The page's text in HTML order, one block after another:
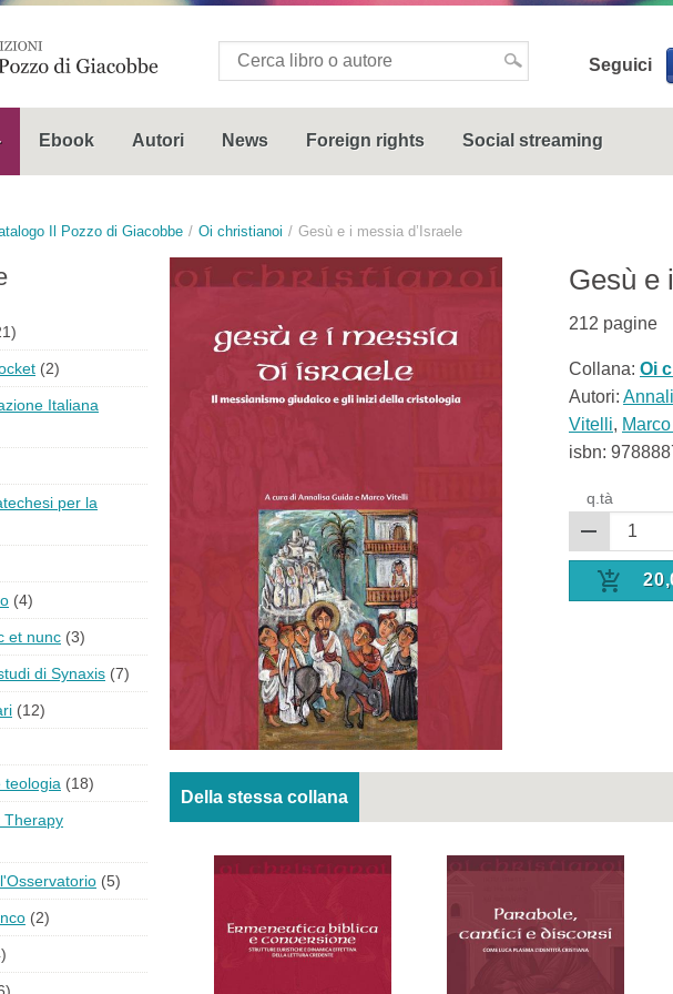
Seguici
Ebook Autori News Foreign rights Social streaming
Il Pozzo di Giacobbe Oi christianoi Gesù e i messia d’Israele
Gesù e
212 pagine
Collana: Oi
Autori:
Vitelli,
isbn:
q.tà
Della stessa collana
(2)
Italiana
per la
(4)
et nunc (3)
di Synaxis (7)
(12)
teologia (18)
Therapy
(5)
(2)